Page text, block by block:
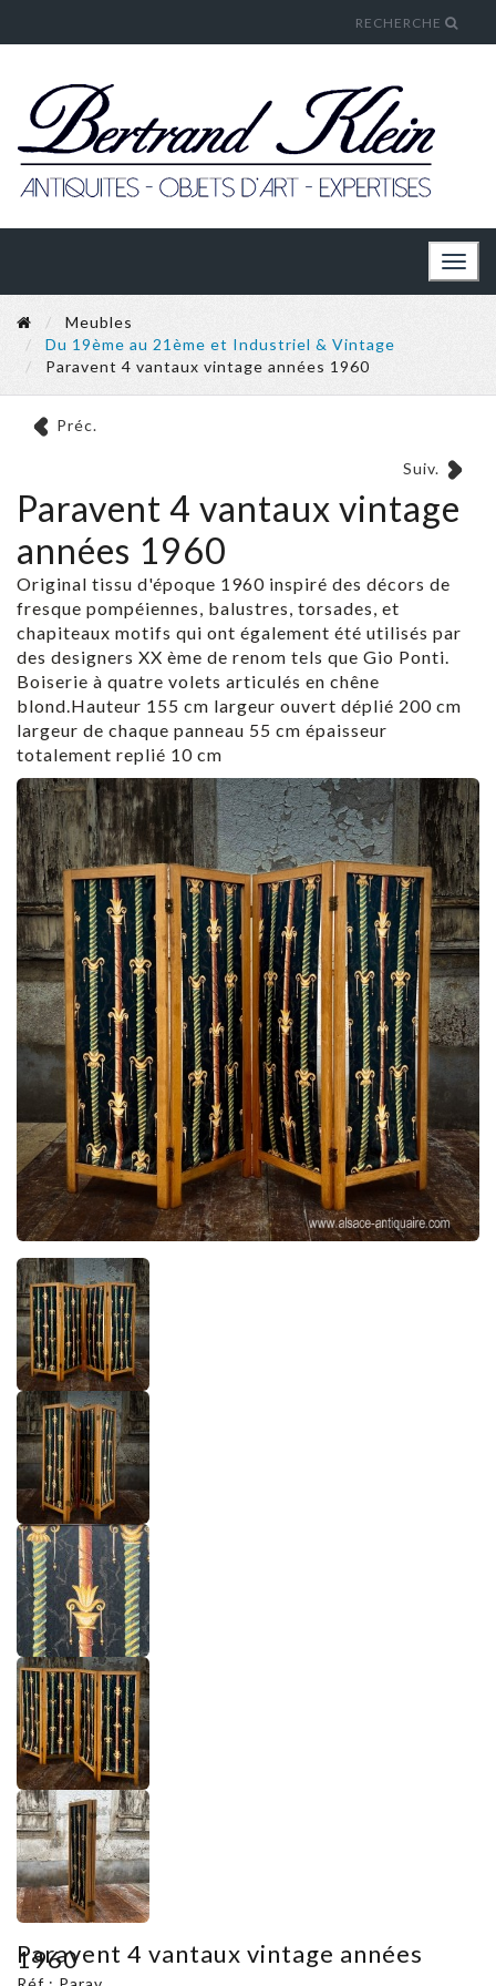
RECHERCHE
Meubles
Du 19ème au 21ème et Industriel & Vintage
Paravent 4 vantaux vintage années 1960
Préc.
Suiv.
Paravent 4 vantaux vintage
années 1960
Original tissu d'époque 1960 inspiré des décors de
fresque pompéiennes, balustres, torsades, et
chapiteaux motifs qui ont également été utilisés par
des designers XX ème de renom tels que Gio Ponti.
Boiserie à quatre volets articulés en chêne
blond.Hauteur 155 cm largeur ouvert déplié 200 cm
largeur de chaque panneau 55 cm épaisseur
totalement replié 10 cm
Paravent 4 vantaux vintage années
1960